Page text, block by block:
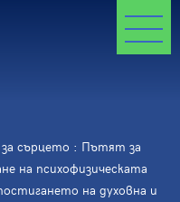
за сърцето : Пътят за
на психофизическата
на духовна и